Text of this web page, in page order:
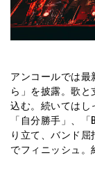
アンコールでは
ら」を披露。歌
込む。続いてはし
「自分勝手」、「
り立て、バンド屈
でフィニッシュ。